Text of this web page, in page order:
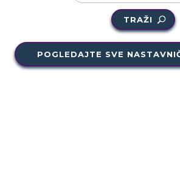
TRAŽI
POGLEDAJTE SVE